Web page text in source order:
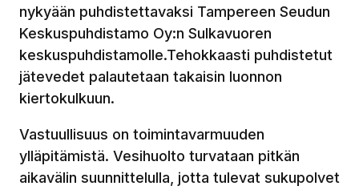
nykyään puhdistettavaksi Tampereen Seudun
Keskuspuhdistamo Oy:n Sulkavuoren
keskuspuhdistamolle.Tehokkaasti puhdistetut
jätevedet palautetaan takaisin luonnon
kiertokulkuun.
Vastuullisuus on toimintavarmuuden
ylläpitämistä. Vesihuolto turvataan pitkän
aikavälin suunnittelulla, jotta tulevat sukupolvet